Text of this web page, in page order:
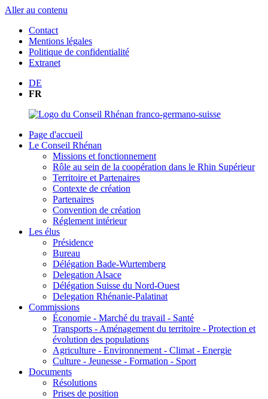
Aller au contenu
Contact
Mentions légales
Politique de confidentialité
Extranet
DE
FR
Page d'accueil
Le Conseil Rhénan
Missions et fonctionnement
Rôle au sein de la coopération dans le Rhin Supérieur
Territoire et Partenaires
Contexte de création
Partenaires
Convention de création
Réglement intérieur
Les élus
Présidence
Bureau
Délégation Bade-Wurtemberg
Delegation Alsace
Délégation Suisse du Nord-Ouest
Delegation Rhénanie-Palatinat
Commissions
Économie - Marché du travail - Santé
Transports - Aménagement du territoire - Protection et
évolution des populations
Agriculture - Environnement - Climat - Energie
Culture - Jeunesse - Formation - Sport
Documents
Résolutions
Prises de position